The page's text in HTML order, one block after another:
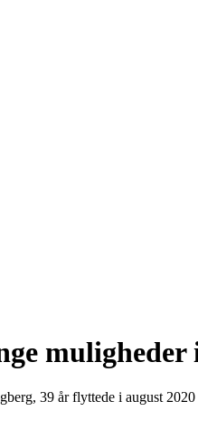
39 år flyttede i august